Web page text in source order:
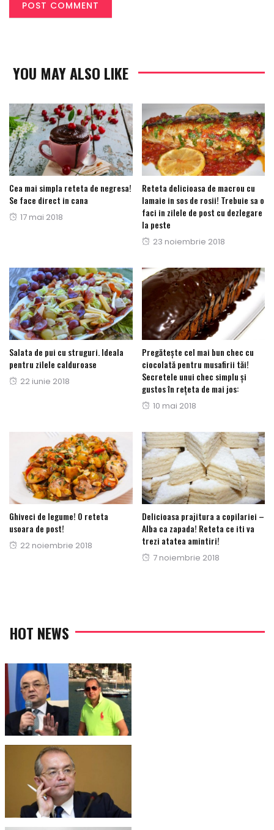
YOU MAY ALSO LIKE
Cea mai simpla reteta de negresa!
Se face direct in cana
Posted
17 mai 2018
Reteta delicioasa de macrou cu
lamaie in sos de rosii! Trebuie sa o
faci in zilele de post cu dezlegare
la peste
Posted
23 noiembrie 2018
Salata de pui cu struguri. Ideala
pentru zilele calduroase
Posted
22 iunie 2018
Pregătește cel mai bun chec cu
ciocolată pentru musafirii tăi!
Secretele unui chec simplu și
gustos în rețeta de mai jos:
Posted
10 mai 2018
Ghiveci de legume! O reteta
usoara de post!
Posted
22 noiembrie 2018
Delicioasa prajitura a copilariei –
Alba ca zapada! Reteta ce iti va
trezi atatea amintiri!
Posted
7 noiembrie 2018
HOT NEWS